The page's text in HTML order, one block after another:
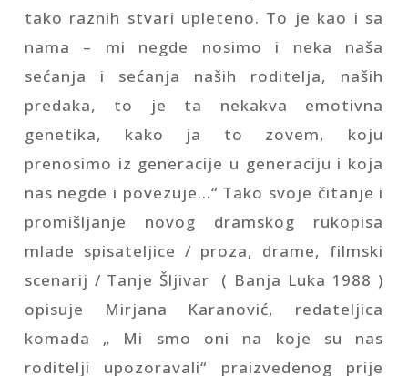
tako raznih stvari upleteno. To je kao i sa
nama – mi negde nosimo i neka naša
sećanja i sećanja naših roditelja, naših
predaka, to je ta nekakva emotivna
genetika, kako ja to zovem, koju
prenosimo iz generacije u generaciju i koja
nas negde i povezuje…“ Tako svoje čitanje i
promišljanje novog dramskog rukopisa
mlade spisateljice / proza, drame, filmski
scenarij / Tanje Šljivar ( Banja Luka 1988 )
opisuje Mirjana Karanović, redateljica
komada „ Mi smo oni na koje su nas
roditelji upozoravali“ praizvedenog prije